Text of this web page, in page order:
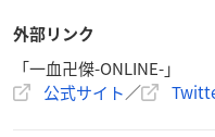
外部リンク
「一血卍傑-ONLINE-」
公式サイト／